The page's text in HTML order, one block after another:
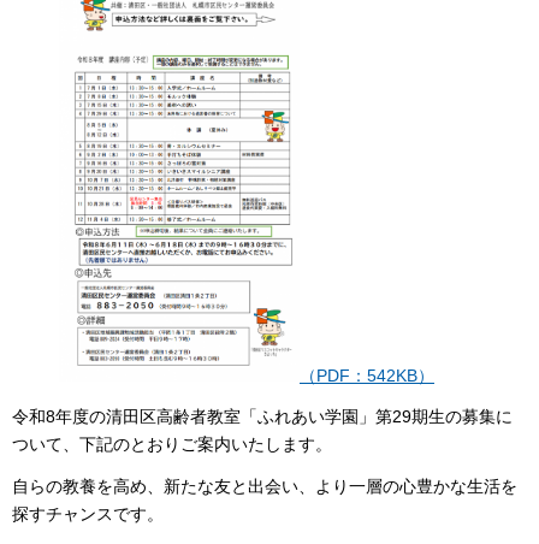
（PDF：542KB）
令和8年度の清田区高齢者教室「ふれあい学園」第29期生の募集に
ついて、下記のとおりご案内いたします。
自らの教養を高め、新たな友と出会い、より一層の心豊かな生活を
探すチャンスです。